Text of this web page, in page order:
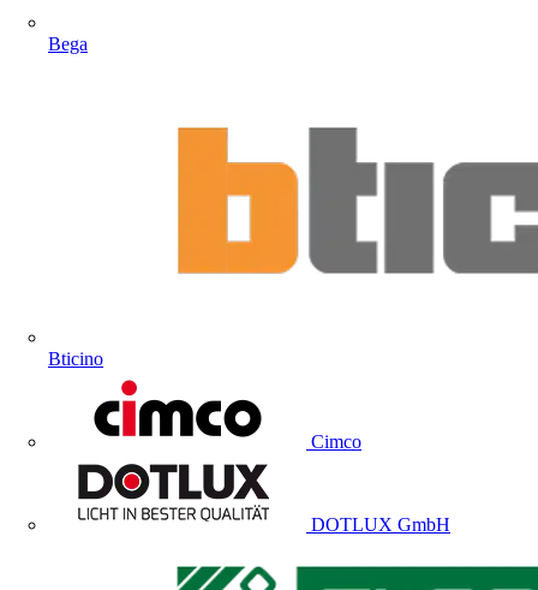
Bega
Bticino
Cimco
DOTLUX GmbH